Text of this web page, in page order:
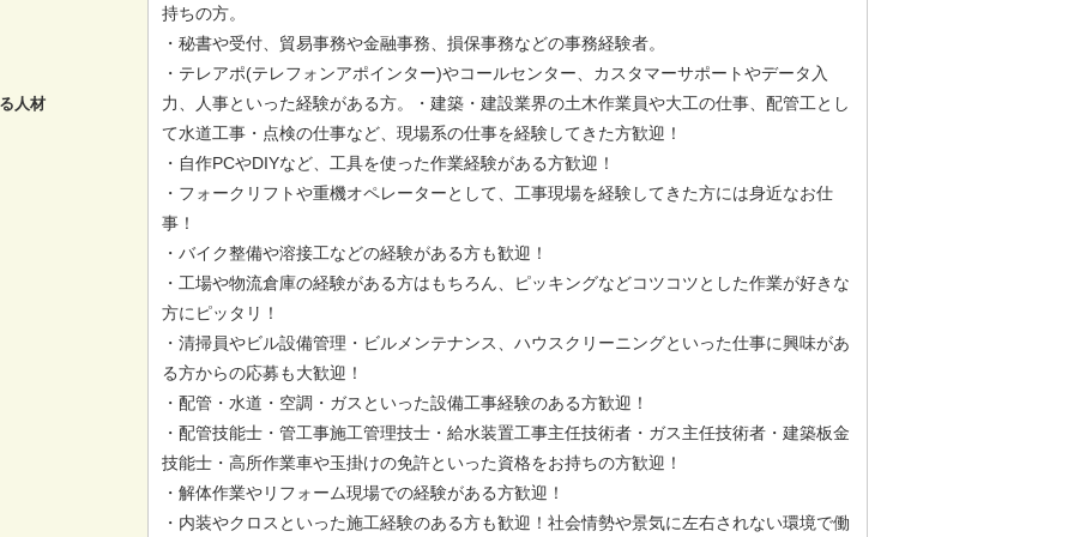
人材
持ちの方。
・秘書や受付、貿易事務や金融事務、損保事務などの事務経験者。
・テレアポ(テレフォンアポインター)やコールセンター、カスタマーサポートやデータ入
力、人事といった経験がある方。・建築・建設業界の土木作業員や大工の仕事、配管工とし
て水道工事・点検の仕事など、現場系の仕事を経験してきた方歓迎！
・自作PCやDIYなど、工具を使った作業経験がある方歓迎！
・フォークリフトや重機オペレーターとして、工事現場を経験してきた方には身近なお仕
事！
・バイク整備や溶接工などの経験がある方も歓迎！
・工場や物流倉庫の経験がある方はもちろん、ピッキングなどコツコツとした作業が好きな
方にピッタリ！
・清掃員やビル設備管理・ビルメンテナンス、ハウスクリーニングといった仕事に興味があ
る方からの応募も大歓迎！
・配管・水道・空調・ガスといった設備工事経験のある方歓迎！
・配管技能士・管工事施工管理技士・給水装置工事主任技術者・ガス主任技術者・建築板金
技能士・高所作業車や玉掛けの免許といった資格をお持ちの方歓迎！
・解体作業やリフォーム現場での経験がある方歓迎！
・内装やクロスといった施工経験のある方も歓迎！社会情勢や景気に左右されない環境で働